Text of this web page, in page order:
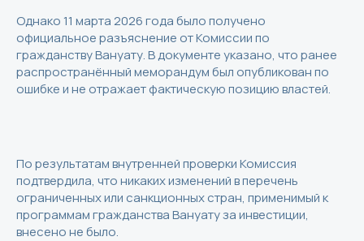
Однако 11 марта 2026 года было получено
официальное разъяснение от Комиссии по
гражданству Вануату. В документе указано, что ранее
распространённый меморандум был опубликован по
ошибке и не отражает фактическую позицию властей.
По результатам внутренней проверки Комиссия
подтвердила, что никаких изменений в перечень
ограниченных или санкционных стран, применимый к
программам гражданства Вануату за инвестиции,
внесено не было.